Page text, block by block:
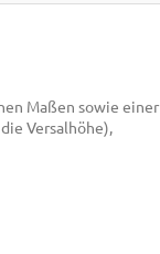
Maßen sowie einer
Versalhöhe),